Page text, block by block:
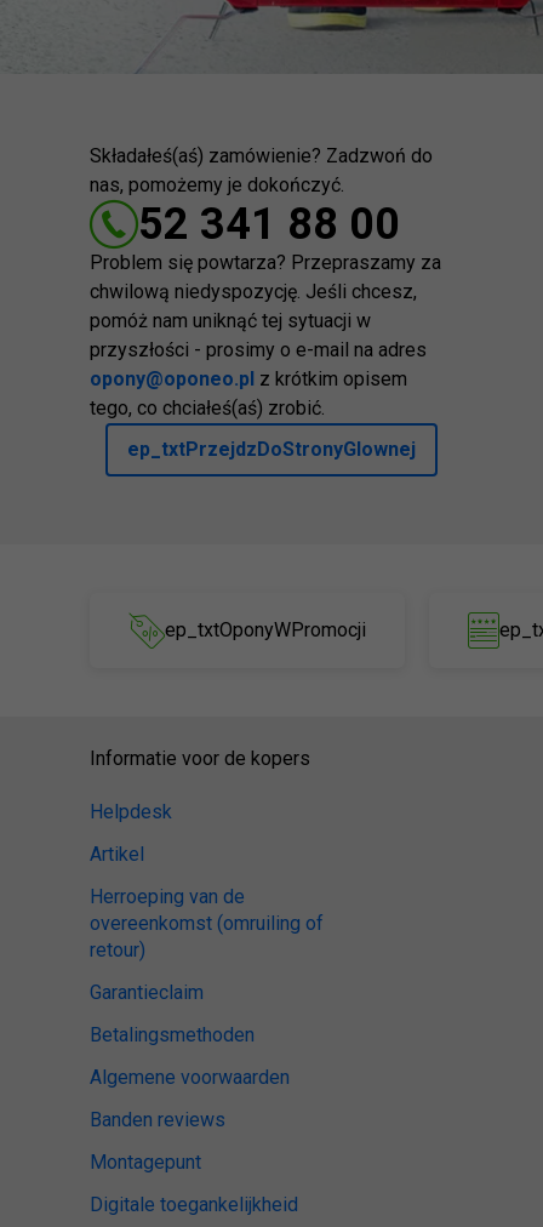
Składałeś(aś) zamówienie? Zadzwoń do
nas, pomożemy je dokończyć.
52 341 88 00
Problem się powtarza? Przepraszamy za
chwilową niedyspozycję. Jeśli chcesz,
pomóż nam uniknąć tej sytuacji w
przyszłości - prosimy o e-mail na adres
opony@oponeo.pl z krótkim opisem
tego, co chciałeś(aś) zrobić.
ep_txtPrzejdzDoStronyGlownej
ep_txtOponyWPromocji
Informatie voor de kopers
Helpdesk
Artikel
Herroeping van de
overeenkomst (omruiling of
retour)
Garantieclaim
Betalingsmethoden
Algemene voorwaarden
Banden reviews
Montagepunt
Digitale toegankelijkheid